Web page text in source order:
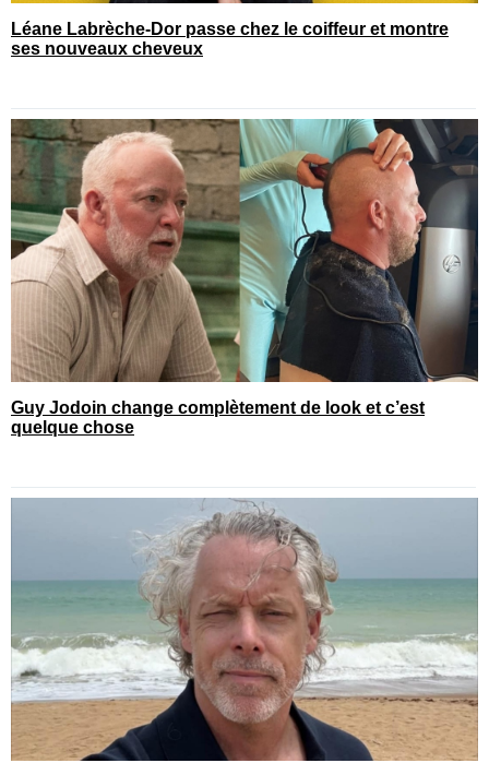
Léane Labrèche-Dor passe chez le coiffeur et montre
ses nouveaux cheveux
Guy Jodoin change complètement de look et c’est
quelque chose